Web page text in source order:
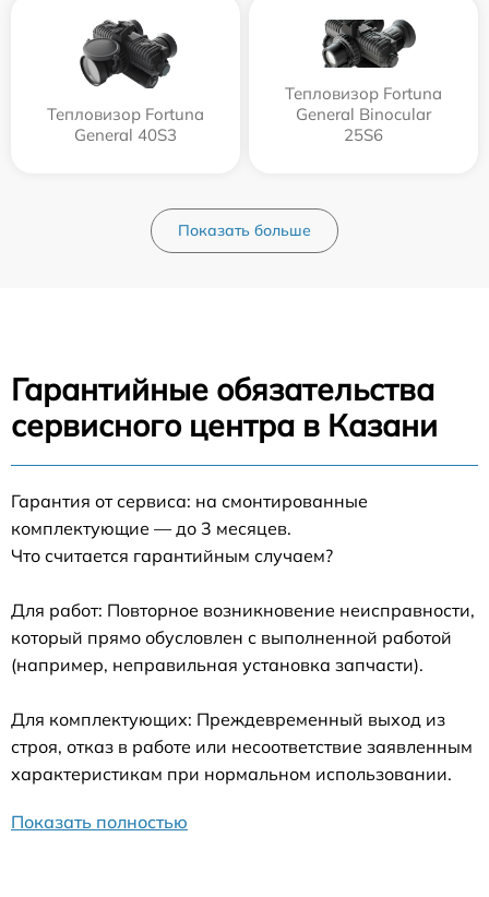
Тепловизор Fortuna
General 40S3
Тепловизор Fortuna
General Binocular
25S6
Показать больше
Гарантийные обязательства
сервисного центра в Казани
Гарантия от сервиса: на смонтированные
комплектующие — до 3 месяцев.
Что считается гарантийным случаем?
Для работ: Повторное возникновение неисправности,
который прямо обусловлен с выполненной работой
(например, неправильная установка запчасти).
Для комплектующих: Преждевременный выход из
строя, отказ в работе или несоответствие заявленным
характеристикам при нормальном использовании.
Показать полностью